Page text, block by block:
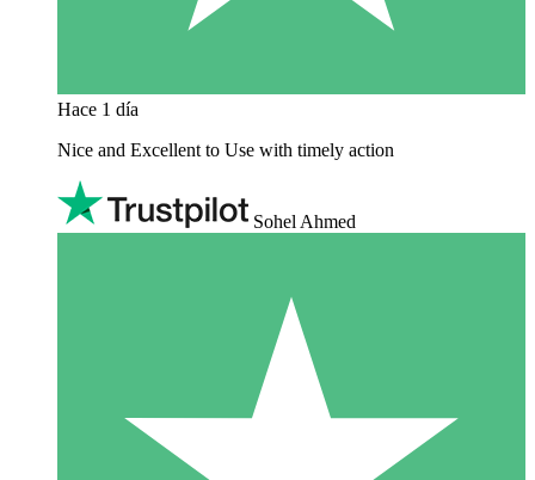
Hace 1 día
Nice and Excellent to Use with timely action
Sohel Ahmed